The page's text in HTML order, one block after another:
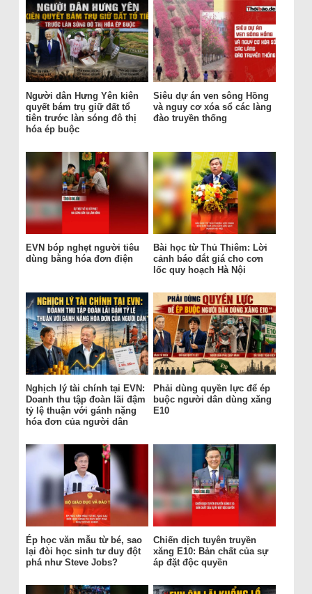
Người dân Hưng Yên kiên
quyết bám trụ giữ đất tổ
tiên trước làn sóng đô thị
hóa ép buộc
Siêu dự án ven sông Hồng
và nguy cơ xóa sổ các làng
đào truyền thống
EVN bóp nghẹt người tiêu
dùng bằng hóa đơn điện
Bài học từ Thủ Thiêm: Lời
cảnh báo đắt giá cho cơn
lốc quy hoạch Hà Nội
Nghịch lý tài chính tại EVN:
Doanh thu tập đoàn lãi đậm
tỷ lệ thuận với gánh nặng
hóa đơn của người dân
Phải dùng quyền lực để ép
buộc người dân dùng xăng
E10
Ép học văn mẫu từ bé, sao
lại đòi học sinh tư duy đột
phá như Steve Jobs?
Chiến dịch tuyên truyền
xăng E10: Bản chất của sự
áp đặt độc quyền